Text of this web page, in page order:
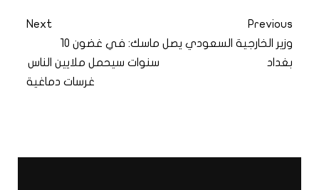
Previous
وزير الخارجية السعودي يصل
بغداد
Next
ماسك: في غضون 10
سنوات سيحمل ملايين الناس
غرسات دماغية